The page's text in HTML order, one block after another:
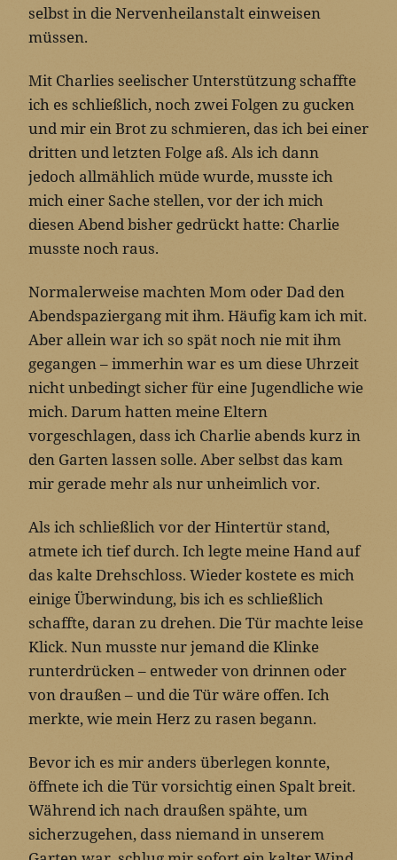
selbst in die Nervenheilanstalt einweisen
müssen.
Mit Charlies seelischer Unterstützung schaffte
ich es schließlich, noch zwei Folgen zu gucken
und mir ein Brot zu schmieren, das ich bei einer
dritten und letzten Folge aß. Als ich dann
jedoch allmählich müde wurde, musste ich
mich einer Sache stellen, vor der ich mich
diesen Abend bisher gedrückt hatte: Charlie
musste noch raus.
Normalerweise machten Mom oder Dad den
Abendspaziergang mit ihm. Häufig kam ich mit.
Aber allein war ich so spät noch nie mit ihm
gegangen – immerhin war es um diese Uhrzeit
nicht unbedingt sicher für eine Jugendliche wie
mich. Darum hatten meine Eltern
vorgeschlagen, dass ich Charlie abends kurz in
den Garten lassen solle. Aber selbst das kam
mir gerade mehr als nur unheimlich vor.
Als ich schließlich vor der Hintertür stand,
atmete ich tief durch. Ich legte meine Hand auf
das kalte Drehschloss. Wieder kostete es mich
einige Überwindung, bis ich es schließlich
schaffte, daran zu drehen. Die Tür machte leise
Klick. Nun musste nur jemand die Klinke
runterdrücken – entweder von drinnen oder
von draußen – und die Tür wäre offen. Ich
merkte, wie mein Herz zu rasen begann.
Bevor ich es mir anders überlegen konnte,
öffnete ich die Tür vorsichtig einen Spalt breit.
Während ich nach draußen spähte, um
sicherzugehen, dass niemand in unserem